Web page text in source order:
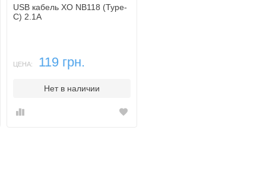
USB кабель XO NB118 (Type-
C) 2.1A
ЦЕНА: 119 грн.
Нет в наличии